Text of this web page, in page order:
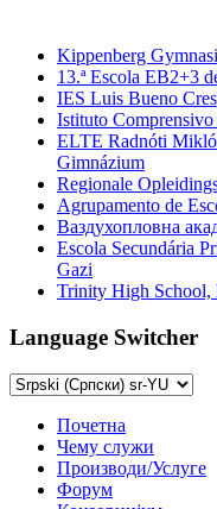
Kippenberg
13.ª Escola EB2+3
IES Luis Bueno
Istituto
ELTE Radnóti
Gimnázium
Regionale
Agrupamento de
Ваздухопловна
Escola Secundária
Gazi
Trinity High School,
Language Switcher
Почетна
Чему служи
Производи/Услуге
Форум